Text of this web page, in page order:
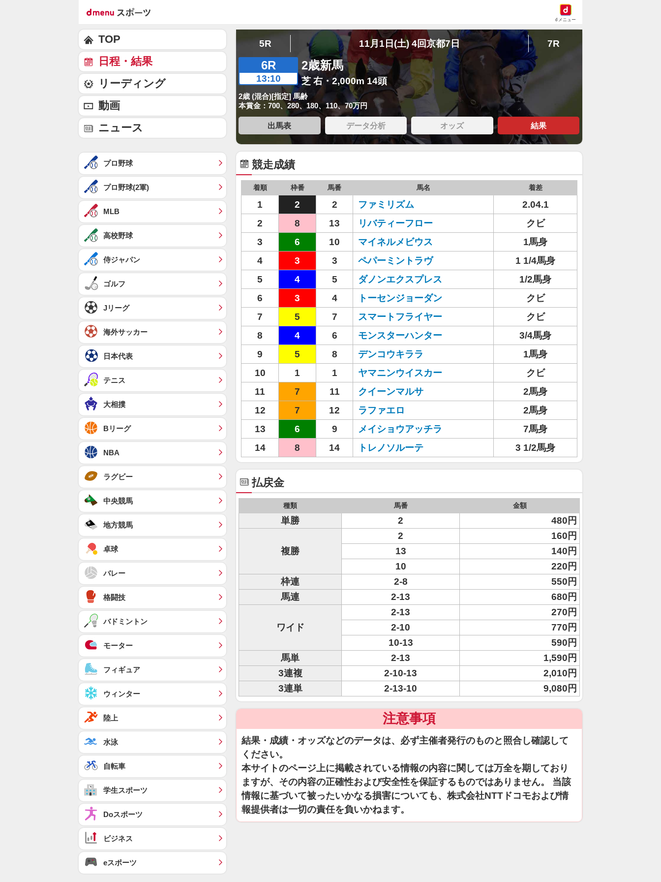
dメニュー
5R 11月1日(土) 4回京都7日 7R
6R
13:10
2歳新馬
芝 右・2,000m 14頭
2歳 (混合)[指定] 馬齢
本賞金：700、280、180、110、70万円
出馬表 データ分析 オッズ 結果
競走成績
着順 枠番 馬番 馬名 着差
1 2 2 ファミリズム
2.04.1
2
8 13 リバティーフロー
クビ
3
6 10 マイネルメビウス
1馬身
4
3 3 ペパーミントラヴ
1 1/4馬身
5
4 5 ダノンエクスプレス
1/2馬身
6
3 4 トーセンジョーダン
クビ
7
5 7 スマートフライヤー
クビ
8
4 6 モンスターハンター
3/4馬身
9
5 8 デンコウキララ
1馬身
10
1 1 ヤマニンウイスカー
クビ
11
7 11 クイーンマルサ
2馬身
12
7 12 ラファエロ
2馬身
13
6 9 メイショウアッチラ
7馬身
14
8 14 トレノソルーテ 3 1/2馬身
払戻金
種類 馬番 金額
単勝 2 480円
複勝
2
160円
13
140円
10
220円
枠連
2-8
550円
馬連
2-13 680円
ワイド
2-13
270円
2-10
770円
10-13
590円
馬単
2-13
1,590円
3連複
2-10-13
2,010円
3連単
2-13-10 9,080円
注意事項
結果・成績・オッズなどのデータは、必ず主催者発行のものと照合し確認して
ください。
本サイトのページ上に掲載されている情報の内容に関しては万全を期しており
ますが、その内容の正確性および安全性を保証するものではありません。 当該
情報に基づいて被ったいかなる損害についても、株式会社NTTドコモおよび情
報提供者は一切の責任を負いかねます。
TOP
日程・結果
リーディング
動画
ニュース
プロ野球
プロ野球(2軍)
MLB
高校野球
侍ジャパン
ゴルフ
Jリーグ
海外サッカー
日本代表
テニス
大相撲
Bリーグ
NBA
ラグビー
中央競馬
地方競馬
卓球
バレー
格闘技
バドミントン
モーター
フィギュア
ウィンター
陸上
水泳
自転車
学生スポーツ
Doスポーツ
ビジネス
eスポーツ